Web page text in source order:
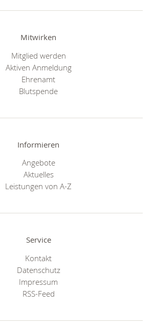
Mitwirken
Mitglied werden
Aktiven Anmeldung
Ehrenamt
Blutspende
Informieren
Angebote
Aktuelles
Leistungen von A-Z
Service
Kontakt
Datenschutz
Impressum
RSS-Feed